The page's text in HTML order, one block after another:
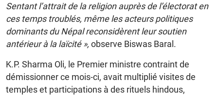
Sentant l’attrait de la religion auprès de l’électorat en
ces temps troublés, même les acteurs politiques
dominants du Népal reconsidèrent leur soutien
antérieur à la laïcité », observe Biswas Baral.
K.P. Sharma Oli, le Premier ministre contraint de
démissionner ce mois-ci, avait multiplié visites de
temples et participations à des rituels hindous,